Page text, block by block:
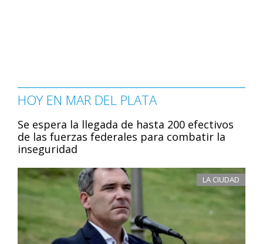
HOY EN MAR DEL PLATA
Se espera la llegada de hasta 200 efectivos
de las fuerzas federales para combatir la
inseguridad
LA CIUDAD